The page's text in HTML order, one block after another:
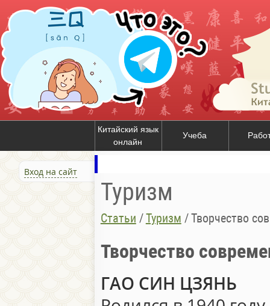
Китайский язык
онлайн
Учеба
Вход на сайт
Туризм
Статьи /Туризм /Творчество
Творчество
ГАО СИН ЦЗЯНЬ